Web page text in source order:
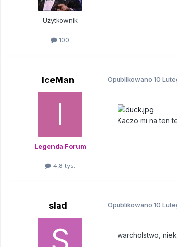
Użytkownik
100
IceMan
Legenda Forum
4,8 tys.
Opublikowano 10
Kaczo mi na ten
slad Opublikowano 10
warcholstwo,